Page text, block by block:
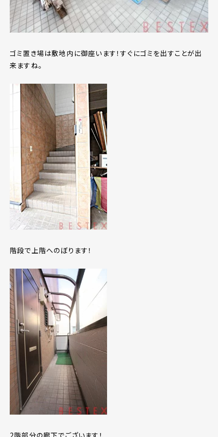
ゴミ置き場は敷地内に御座います！すぐにゴミを出すことが出
来ますね。
階段で上階へのぼります！
2階部分の廊下でございます！